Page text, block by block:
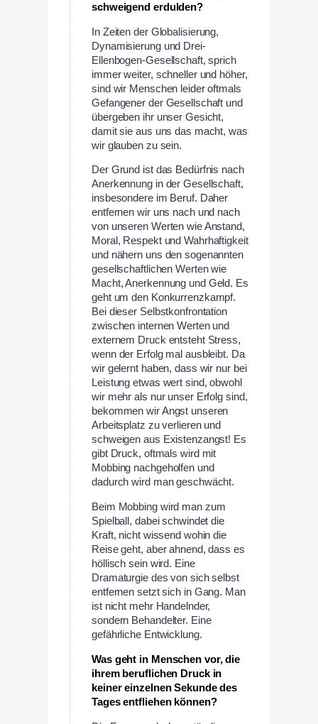
schweigend erdulden?
In Zeiten der Globalisierung,
Dynamisierung und Drei-
Ellenbogen-Gesellschaft, sprich
immer weiter, schneller und höher,
sind wir Menschen leider oftmals
Gefangener der Gesellschaft und
übergeben ihr unser Gesicht,
damit sie aus uns das macht, was
wir glauben zu sein.
Der Grund ist das Bedürfnis nach
Anerkennung in der Gesellschaft,
insbesondere im Beruf. Daher
entfernen wir uns nach und nach
von unseren Werten wie Anstand,
Moral, Respekt und Wahrhaftigkeit
und nähern uns den sogenannten
gesellschaftlichen Werten wie
Macht, Anerkennung und Geld. Es
geht um den Konkurrenzkampf.
Bei dieser Selbstkonfrontation
zwischen internen Werten und
externem Druck entsteht Stress,
wenn der Erfolg mal ausbleibt. Da
wir gelernt haben, dass wir nur bei
Leistung etwas wert sind, obwohl
wir mehr als nur unser Erfolg sind,
bekommen wir Angst unseren
Arbeitsplatz zu verlieren und
schweigen aus Existenzangst! Es
gibt Druck, oftmals wird mit
Mobbing nachgeholfen und
dadurch wird man geschwächt.
Beim Mobbing wird man zum
Spielball, dabei schwindet die
Kraft, nicht wissend wohin die
Reise geht, aber ahnend, dass es
höllisch sein wird. Eine
Dramaturgie des von sich selbst
entfernen setzt sich in Gang. Man
ist nicht mehr Handelnder,
sondern Behandelter. Eine
gefährliche Entwicklung.
Was geht in Menschen vor, die
ihrem beruflichen Druck in
keiner einzelnen Sekunde des
Tages entfliehen können?